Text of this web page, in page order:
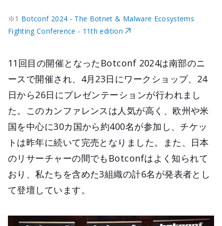
※1 Botconf 2024 - The Botnet & Malware Ecosystems
Fighting Conference - 11th edition
11回目の開催となったBotconf 2024は南部のニ
ースで開催され、4月23日にワークショップ、24
日から26日にプレゼンテーションが行われまし
た。このカンファレンスは人気が高く、欧州や米
国を中心に30カ国から約400名が参加し、チケッ
トは昨年に続いて完売となりました。また、日本
のリサーチャーの間でもBotconfはよく知られて
おり、私たちを含めた3組織の計6名が発表者とし
て登壇しています。